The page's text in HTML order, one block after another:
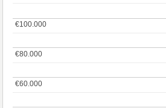
€60.000
€60.000
€80.000
€80.000
€100.000
€100.000